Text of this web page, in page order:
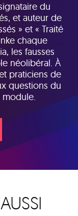
du
et auteur de
» et « Traité
chaque
les fausses
néolibéral. À
praticiens de
questions du